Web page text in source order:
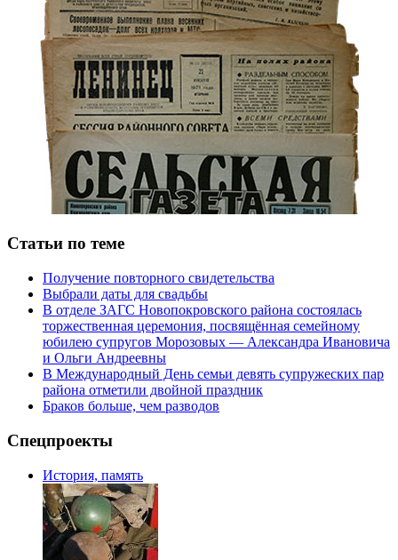
Статьи по теме
Получение повторного свидетельства
Выбрали даты для свадьбы
В отделе ЗАГС Новопокровского района состоялась
торжественная церемония, посвящённая семейному
юбилею супругов Морозовых — Александра Ивановича
и Ольги Андреевны
В Международный День семьи девять супружеских пар
района отметили двойной праздник
Браков больше, чем разводов
Спецпроекты
История, память